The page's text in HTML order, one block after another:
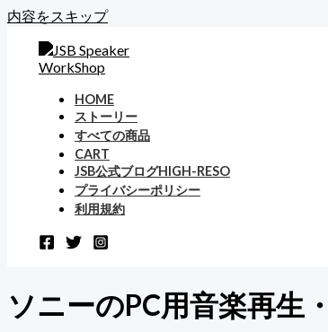
内容をスキップ
HOME
ストーリー
すべての商品
CART
JSB公式ブログHIGH-RESO
プライバシーポリシー
利用規約
ソニーのPC用音楽再生